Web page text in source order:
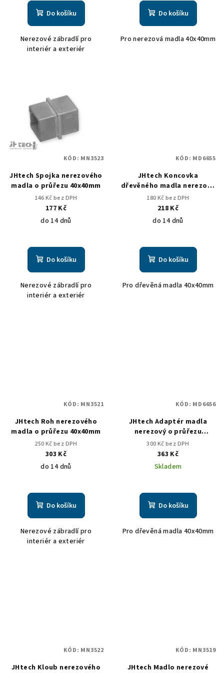
Do košíku
Nerezové zábradlí pro
interiér a exteriér
Do košíku
Pro nerezová madla 40x40mm
JHtech Spojka nerezového
madla o průřezu 40x40mm
146 Kč bez DPH
177 Kč
do 14 dnů
Do košíku
Nerezové zábradlí pro
interiér a exteriér
KÓD: MN3523
JHtech Koncovka
dřevěného madla nerezová
o průřezu 40x40mm
180 Kč bez DPH
218 Kč
do 14 dnů
Do košíku
Pro dřevěná madla 40x40mm
KÓD: MD6655
JHtech Roh nerezového
madla o průřezu 40x40mm
250 Kč bez DPH
303 Kč
do 14 dnů
Do košíku
Nerezové zábradlí pro
interiér a exteriér
KÓD: MN3521
JHtech Adaptér madla
nerezový o průřezu
40x40mm
300 Kč bez DPH
363 Kč
Skladem
Do košíku
Pro dřevěná madla 40x40mm
KÓD: MD6656
JHtech Kloub nerezového
KÓD: MN3522
JHtech Madlo nerezové
KÓD: MN3519